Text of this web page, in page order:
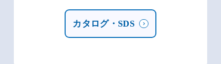
カタログ・SDS